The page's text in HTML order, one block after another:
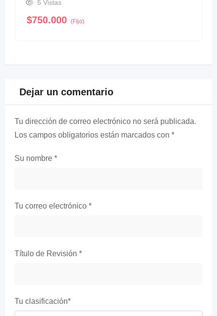
5 Vistas
$750.000 (Fijo)
Dejar un comentario
Tu dirección de correo electrónico no será publicada.
Los campos obligatorios están marcados con *
Su nombre *
Tu correo electrónico *
Título de Revisión *
Tu clasificación*